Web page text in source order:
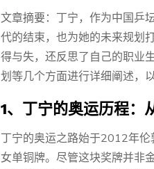
文章摘要：丁宁，作为中国乒
代的结束，也为她的未来规划
得与失，还反思了自己的职业
划等几个方面进行详细阐述，
1、丁宁的奥运历程：
丁宁的奥运之路始于2012年
女单铜牌。尽管这块奖牌并非